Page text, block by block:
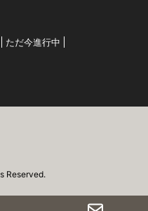
ただ今進行中
Reserved.